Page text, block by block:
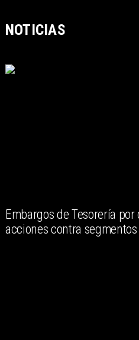
NOTICIAS
Embargos de Tesorería por
acciones contra